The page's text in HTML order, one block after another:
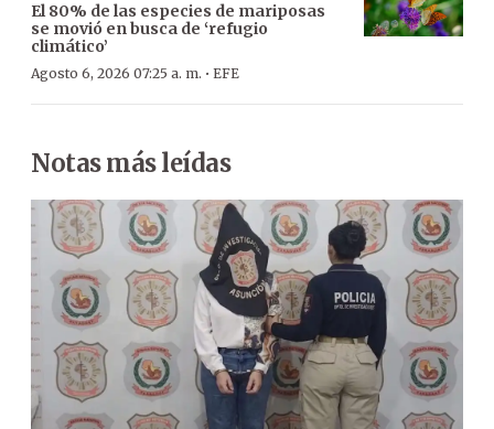
El 80% de las especies de mariposas
se movió en busca de ‘refugio
climático’
Agosto 6, 2026 07:25 a. m. · EFE
Notas más leídas